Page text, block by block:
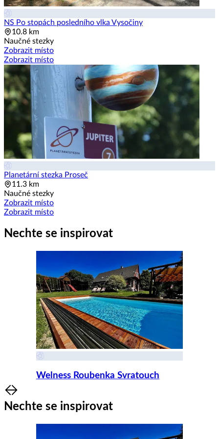
NS Po stopách posledního vlka Vysočiny
10.8 km
Naučné stezky
Zobrazit místo
Zobrazit místo
Planetární stezka Proseč
11.3 km
Naučné stezky
Zobrazit místo
Zobrazit místo
Nechte se inspirovat
Welness Roubenka Svratouch
Item
1
of
Nechte se inspirovat